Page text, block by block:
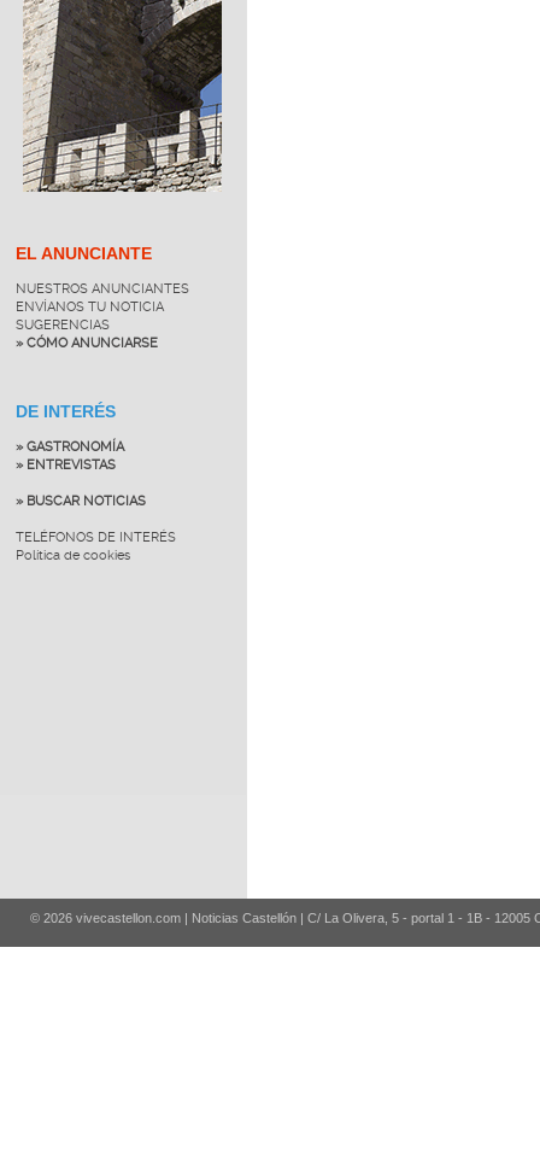
EL ANUNCIANTE
NUESTROS ANUNCIANTES
ENVÍANOS TU NOTICIA
SUGERENCIAS
» CÓMO ANUNCIARSE
DE INTERÉS
» GASTRONOMÍA
» ENTREVISTAS
» BUSCAR NOTICIAS
TELÉFONOS DE INTERÉS
Política de cookies
© 2026 vivecastellon.com | Noticias Castellón | C/ La Olivera, 5 - portal 1 - 1B - 12005